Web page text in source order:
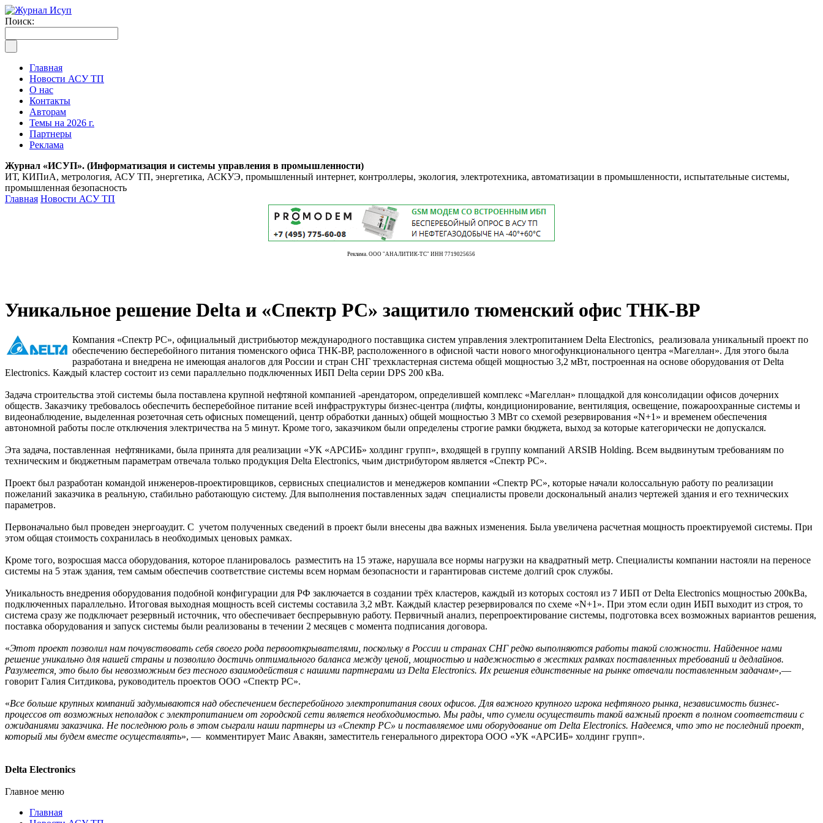
Поиск:
Главная
Новости АСУ ТП
О нас
Контакты
Авторам
Темы на 2026 г.
Партнеры
Реклама
Журнал «ИСУП». (Информатизация и системы управления в промышленности)
ИТ, КИПиА, метрология, АСУ ТП, энергетика, АСКУЭ, промышленный интернет, контроллеры, экология, электротехника, автоматизации в промышленности, испытательные системы,
промышленная безопасность
Главная Новости АСУ ТП
Реклама. ООО "АНАЛИТИК-ТС" ИНН 7719025656
Уникальное решение Delta и «Спектр РС» защитило тюменский офис ТНК-BP
Компания «Спектр РС», официальный дистрибьютор международного поставщика систем управления электропитанием Delta Electronics, реализовала уникальный проект по
обеспечению бесперебойного питания тюменского офиса ТНК-BP, расположенного в офисной части нового многофункционального центра «Магеллан». Для этого была
разработана и внедрена не имеющая аналогов для России и стран СНГ трехкластерная система общей мощностью 3,2 мВт, построенная на основе оборудования от Delta
Electronics. Каждый кластер состоит из семи параллельно подключенных ИБП Delta серии DPS 200 кВа.
Задача строительства этой системы была поставлена крупной нефтяной компанией -арендатором, определившей комплекс «Магеллан» площадкой для консолидации офисов дочерних
обществ. Заказчику требовалось обеспечить бесперебойное питание всей инфраструктуры бизнес-центра (лифты, кондиционирование, вентиляция, освещение, пожароохранные системы и
видеонаблюдение, выделенная розеточная сеть офисных помещений, центр обработки данных) общей мощностью 3 МВт со схемой резервирования «N+1» и временем обеспечения
автономной работы после отключения электричества на 5 минут. Кроме того, заказчиком были определены строгие рамки бюджета, выход за которые категорически не допускался.
Эта задача, поставленная нефтяниками, была принята для реализации «УК «АРСИБ» холдинг групп», входящей в группу компаний ARSIB Holding. Всем выдвинутым требованиям по
техническим и бюджетным параметрам отвечала только продукция Delta Electronics, чьим дистрибутором является «Спектр РС».
Проект был разработан командой инженеров-проектировщиков, сервисных специалистов и менеджеров компании «Спектр РС», которые начали колоссальную работу по реализации
пожеланий заказчика в реальную, стабильно работающую систему. Для выполнения поставленных задач специалисты провели доскональный анализ чертежей здания и его технических
параметров.
Первоначально был проведен энергоаудит. С учетом полученных сведений в проект были внесены два важных изменения. Была увеличена расчетная мощность проектируемой системы. При
этом общая стоимость сохранилась в необходимых ценовых рамках.
Кроме того, возросшая масса оборудования, которое планировалось разместить на 15 этаже, нарушала все нормы нагрузки на квадратный метр. Специалисты компании настояли на переносе
системы на 5 этаж здания, тем самым обеспечив соответствие системы всем нормам безопасности и гарантировав системе долгий срок службы.
Уникальность внедрения оборудования подобной конфигурации для РФ заключается в создании трёх кластеров, каждый из которых состоял из 7 ИБП от Delta Electronics мощностью 200кВа,
подключенных параллельно. Итоговая выходная мощность всей системы составила 3,2 мВт. Каждый кластер резервировался по схеме «N+1». При этом если один ИБП выходит из строя, то
система сразу же подключает резервный источник, что обеспечивает беспрерывную работу. Первичный анализ, перепроектирование системы, подготовка всех возможных вариантов решения,
поставка оборудования и запуск системы были реализованы в течении 2 месяцев с момента подписания договора.
«Этот проект позволил нам почувствовать себя своего рода первооткрывателями, поскольку в России и странах СНГ редко выполняются работы такой сложности. Найденное нами
решение уникально для нашей страны и позволило достичь оптимального баланса между ценой, мощностью и надежностью в жестких рамках поставленных требований и дедлайнов.
Разумеется, это было бы невозможным без тесного взаимодействия с нашими партнерами из Delta Electronics. Их решения единственные на рынке отвечали поставленным задачам»,—
говорит Галия Ситдикова, руководитель проектов ООО «Спектр РС».
«Все больше крупных компаний задумываются над обеспечением бесперебойного электропитания своих офисов. Для важного крупного игрока нефтяного рынка, независимость бизнес-
процессов от возможных неполадок с электропитанием от городской сети является необходимостью. Мы рады, что сумели осуществить такой важный проект в полном соответствии с
ожиданиями заказчика. Не последнюю роль в этом сыграли наши партнеры из «Спектр РС» и поставляемое ими оборудование от Delta Electronics. Надеемся, что это не последний проект,
который мы будем вместе осуществлять», — комментирует Маис Авакян, заместитель генерального директора ООО «УК «АРСИБ» холдинг групп».
Delta Electronics
Главное меню
Главная